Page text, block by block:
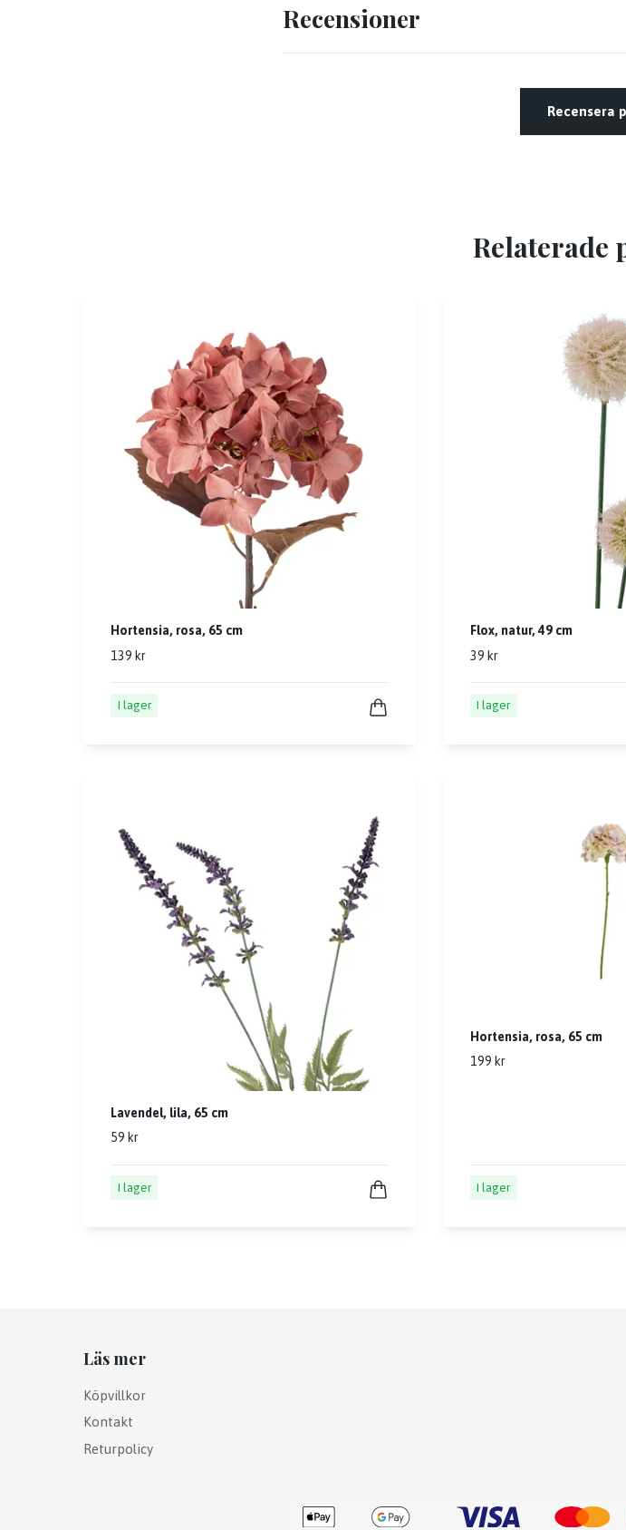
Recensioner
Recensera
Relaterade
Hortensia, rosa, 65 cm
139 kr
I lager
Flox, natur, 49 cm
39 kr
I lager
Lavendel, lila, 65 cm
59 kr
I lager
Hortensia, rosa, 65 cm
199 kr
I lager
Läs mer
Köpvillkor
Kontakt
Returpolicy